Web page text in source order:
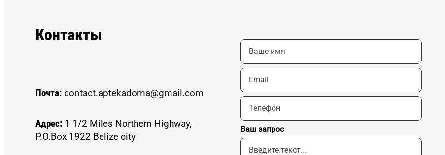
Контакты
Почта: contact.aptekadoma@gmail.com
Адрес: 1 1/2 Miles Northern Highway,
P.O.Box 1922 Belize city
Ваш запрос